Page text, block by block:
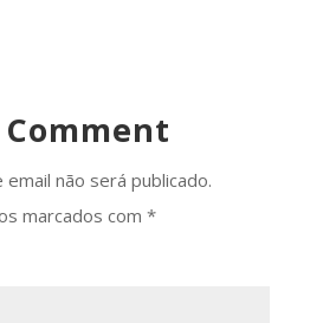
não será publicado.
marcados com *